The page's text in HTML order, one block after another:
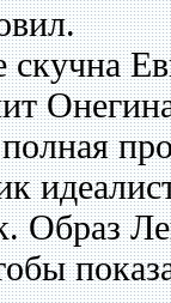
скучна
Образ